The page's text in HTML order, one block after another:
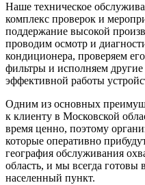
Наше техническое
комплекс проверок и
поддержание высокой
проводим осмотр и
кондиционера, проверяем
фильтры и исполняем
эффективной работы
Одним из основных
к клиенту в Московской
время ценно, поэтому
которые оперативно
география обслуживания
область, и мы всегда готовы
населенный пункт.